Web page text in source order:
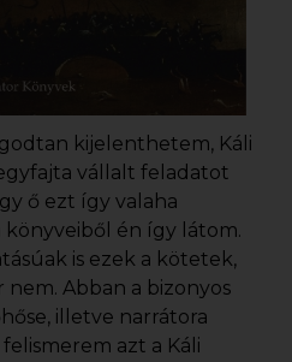
kijelenthetem, Káli
vállalt feladatot
ő ezt így valaha
könyveiből én így látom.
is ezek a kötetek,
nem. Abban a bizonyos
illetve narrátora
azt a Káli